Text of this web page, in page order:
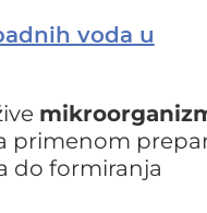
voda u
primenom
do formiranja